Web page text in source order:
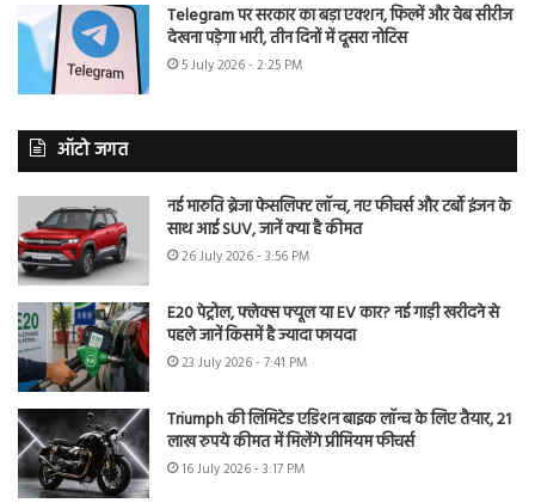
Telegram पर सरकार का बड़ा एक्शन, फिल्में और वेब सीरीज
देखना पड़ेगा भारी, तीन दिनों में दूसरा नोटिस
5 July 2026 - 2:25 PM
ऑटो जगत
नई मारुति ब्रेजा फेसलिफ्ट लॉन्च, नए फीचर्स और टर्बो इंजन के
साथ आई SUV, जानें क्या है कीमत
26 July 2026 - 3:56 PM
E20 पेट्रोल, फ्लेक्स फ्यूल या EV कार? नई गाड़ी खरीदने से
पहले जानें किसमें है ज्यादा फायदा
23 July 2026 - 7:41 PM
Triumph की लिमिटेड एडिशन बाइक लॉन्च के लिए तैयार, 21
लाख रुपये कीमत में मिलेंगे प्रीमियम फीचर्स
16 July 2026 - 3:17 PM